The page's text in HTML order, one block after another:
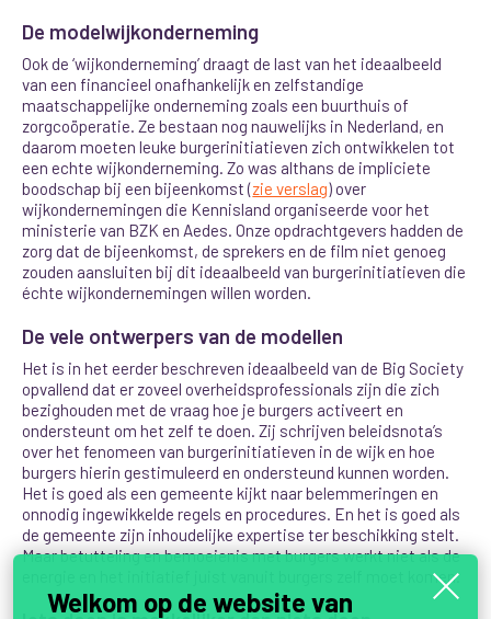
De modelwijkonderneming
Ook de ‘wijkonderneming’ draagt de last van het ideaalbeeld
van een financieel onafhankelijk en zelfstandige
maatschappelijke onderneming zoals een buurthuis of
zorgcoöperatie. Ze bestaan nog nauwelijks in Nederland, en
daarom moeten leuke burgerinitiatieven zich ontwikkelen tot
een echte wijkonderneming. Zo was althans de impliciete
boodschap bij een bijeenkomst (zie verslag) over
wijkondernemingen die Kennisland organiseerde voor het
ministerie van BZK en Aedes. Onze opdrachtgevers hadden de
zorg dat de bijeenkomst, de sprekers en de film niet genoeg
zouden aansluiten bij dit ideaalbeeld van burgerinitiatieven die
échte wijkondernemingen willen worden.
De vele ontwerpers van de modellen
Het is in het eerder beschreven ideaalbeeld van de Big Society
opvallend dat er zoveel overheidsprofessionals zijn die zich
bezighouden met de vraag hoe je burgers activeert en
ondersteunt om het zelf te doen. Zij schrijven beleidsnota’s
over het fenomeen van burgerinitiatieven in de wijk en hoe
burgers hierin gestimuleerd en ondersteund kunnen worden.
Het is goed als een gemeente kijkt naar belemmeringen en
onnodig ingewikkelde regels en procedures. En het is goed als
de gemeente zijn inhoudelijke expertise ter beschikking stelt.
Maar betutteling en bemoeienis met burgers werkt niet als de
energie en het initiatief juist vanuit burgers zelf moet komen.
Welkom op de website van